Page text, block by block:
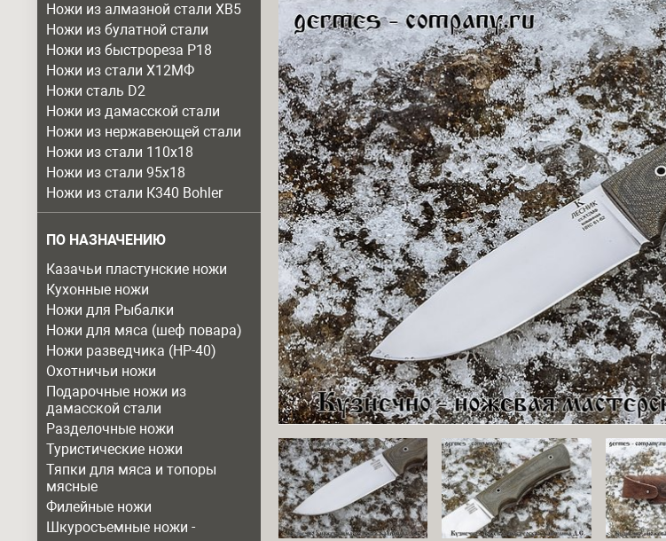
Ножи из алмазной стали ХВ5
Ножи из булатной стали
Ножи из быстрореза Р18
Ножи из стали Х12МФ
Ножи сталь D2
Ножи из дамасской стали
Ножи из нержавеющей стали
Ножи из стали 110х18
Ножи из стали 95х18
Ножи из стали К340 Bohler
ПО НАЗНАЧЕНИЮ
Казачьи пластунские ножи
Кухонные ножи
Ножи для Рыбалки
Ножи для мяса (шеф повара)
Ножи разведчика (НР-40)
Охотничьи ножи
Подарочные ножи из
дамасской стали
Разделочные ножи
Туристические ножи
Тяпки для мяса и топоры
мясные
Филейные ножи
Шкуросъемные ножи -